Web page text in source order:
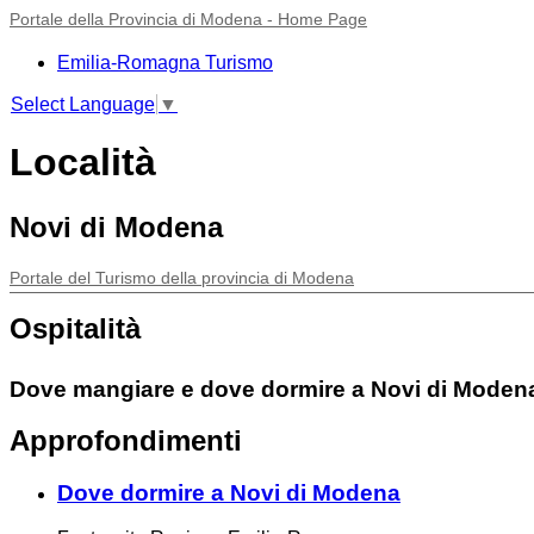
Portale della Provincia di Modena - Home Page
Emilia-Romagna Turismo
Select Language ▼
Località
Novi di Modena
Portale del Turismo della provincia di Modena
Ospitalità
Dove mangiare e dove dormire a Novi di
Approfondimenti
Dove dormire a Novi di Modena